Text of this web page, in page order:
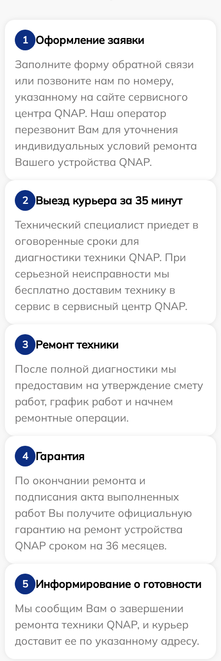
1
Оформление заявки
Заполните форму обратной связи
или позвоните нам по номеру,
указанному на сайте сервисного
центра QNAP. Наш оператор
перезвонит Вам для уточнения
индивидуальных условий ремонта
Вашего устройства QNAP.
2
Выезд курьера за 35 минут
Технический специалист приедет в
оговоренные сроки для
диагностики техники QNAP. При
серьезной неисправности мы
бесплатно доставим технику в
сервис в сервисный центр QNAP.
3
Ремонт техники
После полной диагностики мы
предоставим на утверждение смету
работ, график работ и начнем
ремонтные операции.
4
Гарантия
По окончании ремонта и
подписания акта выполненных
работ Вы получите официальную
гарантию на ремонт устройства
QNAP сроком на 36 месяцев.
5
Информирование о готовности
Мы сообщим Вам о завершении
ремонта техники QNAP, и курьер
доставит ее по указанному адресу.